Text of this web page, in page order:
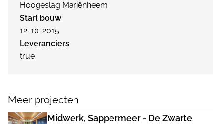
Hoogeslag Mariënheem
Start bouw
12-10-2015
Leveranciers
true
Meer projecten
Midwerk, Sappermeer - De Zwarte